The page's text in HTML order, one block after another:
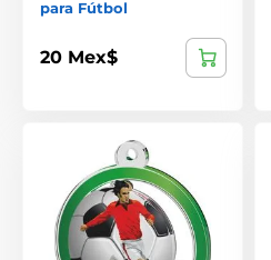
para Fútbol
20 Mex$